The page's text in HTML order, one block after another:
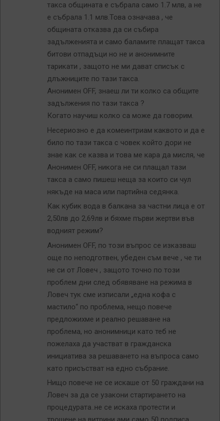
такса общината е събрала само 1.7 млв, а не
е събрала 1.1 млв.Това означава , че
общината отказва да си събира
задълженията и само баламите плащат такса
битови отпадъци но не и анонимните
тарикати , защото не ми дават списък с
длъжниците по тази такса.
Анонимен OFF, знаеш ли ти колко са общите
задължения по тази такса ?
Когато научиш колко са може да говорим.
Несериозно е да комеинтриам каквото и да е
било по тази такса с човек който дори не
знае как се казва и това ме кара да мисля, че
Анонимен OFF, никога не си плащал тази
такса а само пишеш неща за които си чул
някъде на маса или партийна седянка.
Как кубик вода в балкана за частни лица е от
2,50лв до 2,69лв и бяхме първи жертви във
водният режим?
Анонимен OFF, по този въпрос се изказваш
още по неподготвен, убеден съм вече , че ти
не си от Ловеч , защото точно по този
проблем дни след обявяване на режима в
Ловеч тук сме изписали „една кофа с
мастило“ по проблема, нещо повече
предложихме и реално решаване на
проблема, но анонимници като теб не
пожелаха да участват в гражданска
инициатива за решаването на въпроса само
като присъстват на едно събрание.
Нищо повече не се искаше от 50 граждани на
Ловеч за да се узакони стартирането на
процедурата..не се искаха протести и